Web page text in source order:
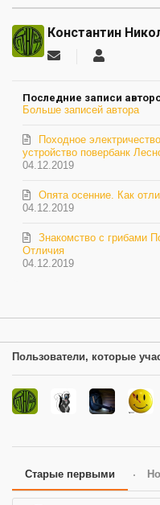
Константин
Подписаться
автора
Последние записи
Больше записей автора
04.12.2019
Походное
устройство повербанк
04.12.2019
Опята осенние. Как
04.12.2019
Знакомство с грибами
Отличия
Пользователи, которые
Старые первыми